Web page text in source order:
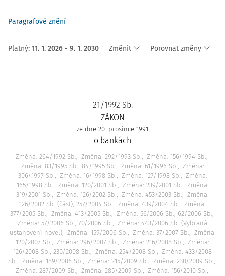
Paragrafové znění
Platný: 11. 1. 2026 - 9. 1. 2030 Změnit Porovnat změny
21/1992 Sb.
ZÁKON
ze dne 20. prosince 1991
o bankách
Změna: 264/1992 Sb. Změna: 292/1993 Sb.
Změna: 156/1994 Sb.
Změna: 83/1995 Sb., 84/1995 Sb.
Změna: 61/1996 Sb.
Změna:
306/1997 Sb.
Změna: 16/1998 Sb. Změna: 127/1998 Sb.
Změna:
165/1998 Sb.
Změna: 120/2001 Sb. Změna: 239/2001 Sb.
Změna:
319/2001 Sb.
Změna: 126/2002 Sb. Změna: 453/2003 Sb.
Změna:
126/2002 Sb. (část), 257/2004 Sb.
Změna: 439/2004 Sb.
Změna:
377/2005 Sb.
Změna: 413/2005 Sb.
Změna: 56/2006 Sb., 62/2006 Sb.
Změna: 57/2006 Sb., 70/2006 Sb.
Změna: 443/2006 Sb. (Vybraná
ustanovení novel)
Změna: 159/2006 Sb. Změna: 37/2007 Sb.
Změna:
120/2007 Sb.
Změna: 296/2007 Sb. Změna: 216/2008 Sb.
Změna:
126/2008 Sb., 230/2008 Sb.
Změna: 254/2008 Sb.
Změna: 433/2008
Sb.
Změna: 189/2006 Sb. Změna: 215/2009 Sb.
Změna: 230/2009 Sb.
Změna: 287/2009 Sb.
Změna: 285/2009 Sb.
Změna: 156/2010 Sb.